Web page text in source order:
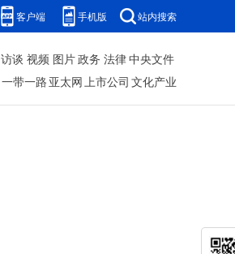
客户端 手机版 站内搜索
访谈 视频 图片政务 法律中央文件
一带一路 亚太网上市公司 文化产业